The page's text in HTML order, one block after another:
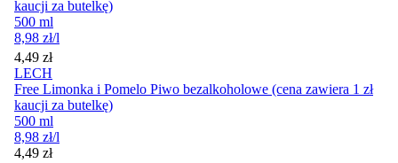
kaucji za butelkę)
500 ml
8,98 zł/l
Cena
4,49 zł
LECH
Free Limonka i Pomelo Piwo bezalkoholowe (cena zawiera 1 zł
kaucji za butelkę)
500 ml
8,98 zł/l
Cena
4,49 zł